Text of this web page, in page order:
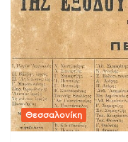
Θεσσαλονίκη